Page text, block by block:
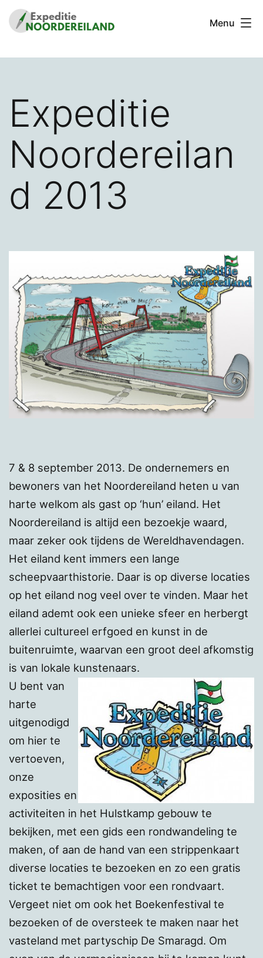
naar
Menu
Expeditie
Noordereilan
d 2013
7 & 8 september 2013. De ondernemers en
bewoners van het Noordereiland heten u van
harte welkom als gast op ‘hun’ eiland. Het
Noordereiland is altijd een bezoekje waard,
maar zeker ook tijdens de Wereldhavendagen.
Het eiland kent immers een lange
scheepvaarthistorie. Daar is op diverse locaties
op het eiland nog veel over te vinden. Maar het
eiland ademt ook een unieke sfeer en herbergt
allerlei cultureel erfgoed en kunst in de
buitenruimte, waarvan een groot deel afkomstig
is van lokale kunstenaars.
U bent van
harte
uitgenodigd
om hier te
vertoeven,
onze
exposities en
activiteiten in het Hulstkamp gebouw te
bekijken, met een gids een rondwandeling te
maken, of aan de hand van een strippenkaart
diverse locaties te bezoeken en zo een gratis
ticket te bemachtigen voor een rondvaart.
Vergeet niet om ook het Boekenfestival te
bezoeken of de oversteek te maken naar het
vasteland met partyschip De Smaragd. Om